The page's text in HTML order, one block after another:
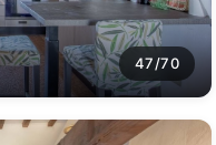
47/70